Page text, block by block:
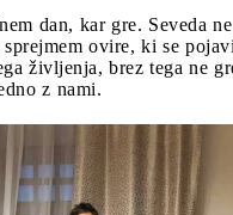
dan, kar gre. Seveda
ovire, ki se
življenja, brez tega ne
z nami.